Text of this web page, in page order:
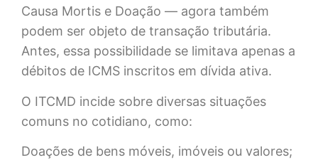
Causa Mortis e Doação — agora também
podem ser objeto de transação tributária.
Antes, essa possibilidade se limitava apenas a
débitos de ICMS inscritos em dívida ativa.
O ITCMD incide sobre diversas situações
comuns no cotidiano, como:
Doações de bens móveis, imóveis ou valores;